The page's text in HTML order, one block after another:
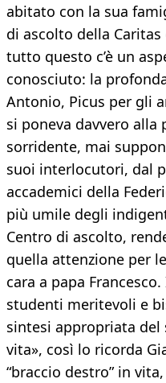
abitato con la sua
di ascolto della
tutto questo c’è un
conosciuto: la
Antonio, Picus per gli
si poneva davvero
sorridente, mai
suoi interlocutori, dal
accademici della
più umile degli
Centro di ascolto,
quella attenzione per
cara a papa
studenti meritevoli e
sintesi appropriata del
vita», così lo ricorda
“braccio destro” in